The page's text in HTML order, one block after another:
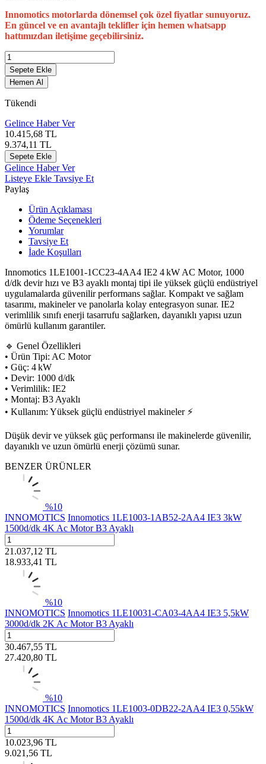
Innomotics motorlarda dönemsel çok özel fiyatlar sunuyoruz.
En güncel ve en avantajlı teklifler için hemen whatsapp
hattımızdan iletişime geçebilirsiniz.
Sepete Ekle
Hemen Al
Tükendi
Gelince Haber Ver
10.415,68 TL
9.374,11 TL
Sepete Ekle
Gelince Haber Ver
Listeye Ekle Tavsiye Et
Paylaş
Ürün Açıklaması
Ödeme Seçenekleri
Yorumlar
Tavsiye Et
İade Koşulları
Innomotics 1LE1001-1CC23-4AA4 IE2 4 kW AC Motor, 1000
d/dk devir hızı ve B3 ayaklı montaj tipi ile yüksek güçlü endüstriyel
uygulamalarda güvenilir performans sağlar. Kompakt ve sağlam
tasarımı, makineler ve panolarla kolay entegrasyon sunar. IE2
verimlilik sınıfı enerji tasarrufu sağlarken, dayanıklı yapısı uzun
ömürlü kullanım garantiler.
🔹 Genel Özellikleri
• Ürün Tipi: AC Motor
• Güç: 4 kW
• Devir: 1000 d/dk
• Verimlilik: IE2
• Montaj: B3 Ayaklı
• Kullanım: Yüksek güçlü endüstriyel makineler ⚡
Düşük devir ve yüksek güç performansı ile makinelerde güvenilir,
dayanıklı ve uzun ömürlü enerji çözümü sunar.
BENZER ÜRÜNLER
%10
INNOMOTICS Innomotics 1LE1003-1AB52-2AA4 IE3 3kW
1500d/dk 4K Ac Motor B3 Ayaklı
21.037,12 TL
18.933,41 TL
%10
INNOMOTICS Innomotics 1LE10031-CA03-4AA4 IE3 5,5kW
3000d/dk 2K Ac Motor B3 Ayaklı
30.467,55 TL
27.420,80 TL
%10
INNOMOTICS Innomotics 1LE1003-0DB22-2AA4 IE3 0,55kW
1500d/dk 4K Ac Motor B3 Ayaklı
10.023,96 TL
9.021,56 TL